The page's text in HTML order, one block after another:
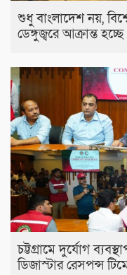
শুধু বাংলাদেশ নয়,
ডেঙ্গুজ্বরে আক্রান্ত
চট্টগ্রামে দুর্যোগ
ডিজাস্টার রেসপন্স